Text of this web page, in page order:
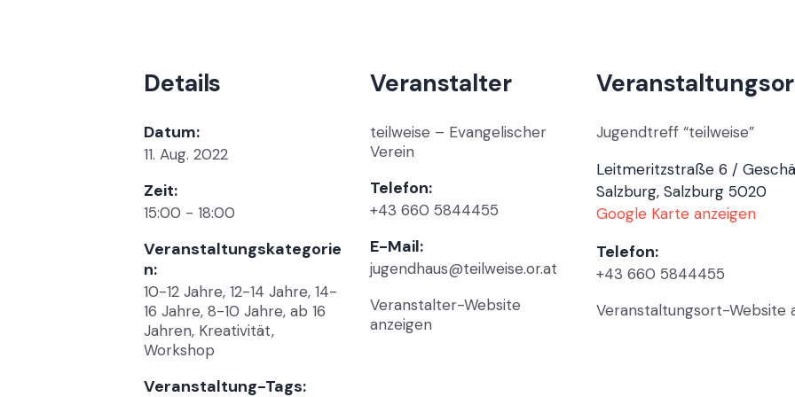
Details
Datum:
11. Aug. 2022
Zeit:
15:00 - 18:00
Veranstaltungskategorie
n:
10-12 Jahre, 12-14 Jahre, 14-
16 Jahre, 8-10 Jahre, ab 16
Jahren, Kreativität,
Workshop
Veranstaltung-Tags:
Veranstalter
teilweise – Evangelischer
Verein
Telefon:
+43 660 5844455
E-Mail:
jugendhaus@teilweise.or.at
Veranstalter-Website
anzeigen
Jugendtreff “teilweise”
Leitmeritzstraße 6 /
Salzburg, Salzburg 5020
Google Karte anzeigen
Telefon:
+43 660 5844455
Veranstaltungsort-Website